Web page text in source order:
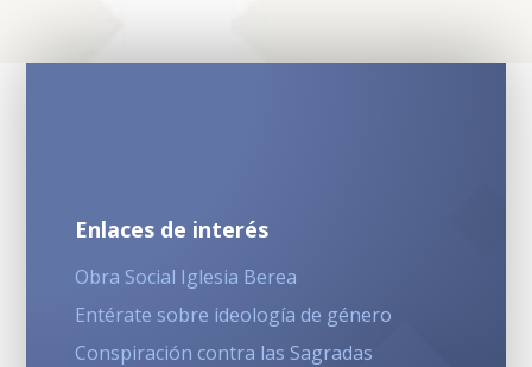
Enlaces de interés
Obra Social Iglesia Berea
Entérate sobre ideología de género
Conspiración contra las Sagradas